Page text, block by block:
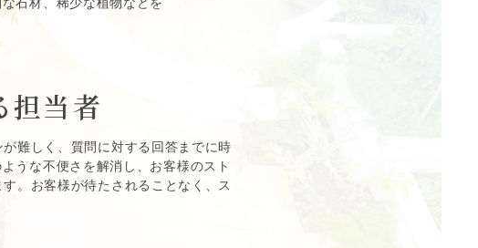
石材、稀少な植物などを
担当者
難しく、質問に対する回答までに時
うな不便さを解消し、お客様のスト
。お客様が待たされることなく、ス